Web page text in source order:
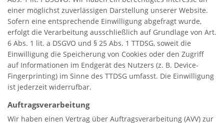
einer möglichst zuverlässigen Darstellung unserer Website.
Sofern eine entsprechende Einwilligung abgefragt wurde,
erfolgt die Verarbeitung ausschließlich auf Grundlage von Art.
6 Abs. 1 lit. a DSGVO und § 25 Abs. 1 TTDSG, soweit die
Einwilligung die Speicherung von Cookies oder den Zugriff
auf Informationen im Endgerät des Nutzers (z. B. Device-
Fingerprinting) im Sinne des TTDSG umfasst. Die Einwilligung
ist jederzeit widerrufbar.
Auftragsverarbeitung
Wir haben einen Vertrag über Auftragsverarbeitung (AVV) zur